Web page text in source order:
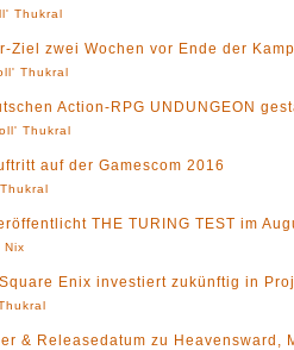
Thukral
Ziel zwei Wochen vor Ende der
Thukral
Action-RPG UNDUNGEON
Thukral
auf der Gamescom 2016
THE TURING TEST im
Nix
Enix investiert zukünftig in
& Releasedatum zu Heavensward,